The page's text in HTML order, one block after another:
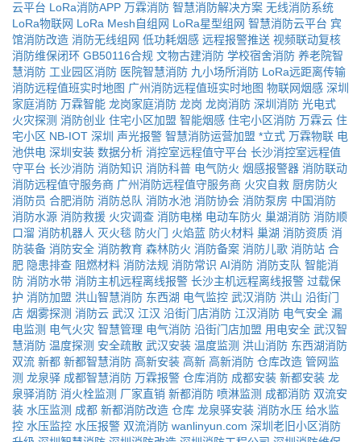
云平台 LoRa消防APP 万霖消防 智慧消防解决方案 无线消防系统
LoRa物联网 LoRa Mesh自组网 LoRa星型组网 智慧消防云平台 宾
馆消防改造 消防无线组网 低功耗烟感 远程报警推送 视频联动复核
消防维保闭环 GB50116合规 文物古建消防 学校宿舍消防 养老院智
慧消防 工业园区消防 医院智慧消防 九小场所消防 LoRa远距离传输
消防远程值班实时地图 广州消防远程值班实时地图 物联网烟感 深圳
家庭消防 万霖智能 龙岗家庭消防 龙岗 龙岗消防 深圳消防 光电式
火灾探测 消防创业 住宅小区加盟 智能烟感 住宅小区消防 万霖云 住
宅小区 NB-IOT 深圳 声光报警 智慧消防运营加盟 *立式 万霖物联 电
池供电 深圳安装 数据分析 消控室远程值守平台 长沙消控室远程值
守平台 长沙消防 消防知识 消防科普 电气防火 烟感报警器 消防联动
消防远程值守服务商 广州消防远程值守服务商 火灾自救 厨房防火
消防员 合肥消防 消防总队 消防水池 消防协会 消防泵房 中国消防
消防水源 消防救援 火灾调查 消防电梯 电动车防火 巢湖消防 消防顺
口溜 消防机器人 灭火毯 防火门 火焰蓝 防火材料 巢湖 消防资质 消
防装备 消防安全 消防教育 森林防火 消防备案 消防儿歌 消防站 合
肥 隐患排查 阻燃材料 消防法规 消防常识 AI消防 消防支队 智能消
防 消防水带 消防主机远程离线报警 长沙主机远程离线报警 过载保
护 消防加盟 洪山智慧消防 东西湖 电气监控 武汉消防 洪山 沿街门
店 烟雾探测 消防云 武汉 江汉 沿街门店消防 江汉消防 电气安全 漏
电监测 电气火灾 智慧管理 电气消防 沿街门店加盟 用电安全 武汉智
慧消防 温度探测 安全疏散 武汉安装 温度监测 洪山消防 东西湖消防
双流 新都 新都智慧消防 高新安装 高新 高新消防 仓库改造 管网监
测 龙泉驿 成都智慧消防 万霖报警 仓库消防 成都安装 新都安装 龙
泉驿消防 消火栓监测 厂家直销 新都消防 喷淋监测 成都消防 双流安
装 水压监测 成都 新都消防改造 仓库 龙泉驿安装 消防水压 给水监
控 水压监控 水压报警 双流消防 wanlinyun.com 深圳老旧小区消防